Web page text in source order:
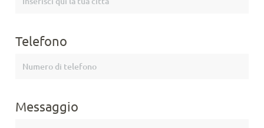
Telefono
Messaggio